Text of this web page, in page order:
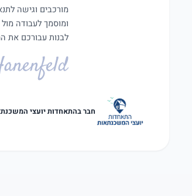
מורכבים וגישה
ומוסמך לעבודה
לבנות עבורכם את
חבר בהתאחדות יועצי